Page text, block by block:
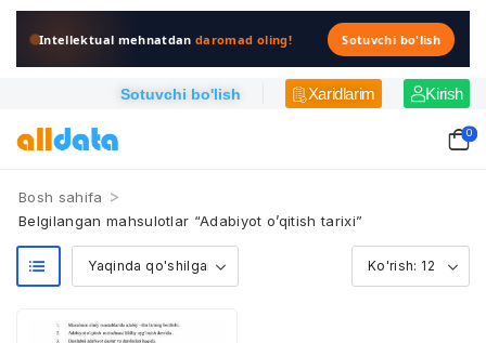
Intellektual mehnatdandaromad oling! Sotuvchi bo'lish
Sotuvchi bo'lish Xaridlarim Kirish
0
Bosh sahifa >
Belgilangan mahsulotlar “Adabiyot o’qitish tarixi”